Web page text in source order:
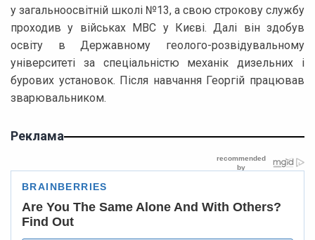
у загальноосвітній школі №13, а свою строкову службу
проходив у військах МВС у Києві. Далі він здобув
освіту в Державному геолого-розвідувальному
університеті за спеціальністю механік дизельних і
бурових установок. Після навчання Георгій працював
зварювальником.
Реклама